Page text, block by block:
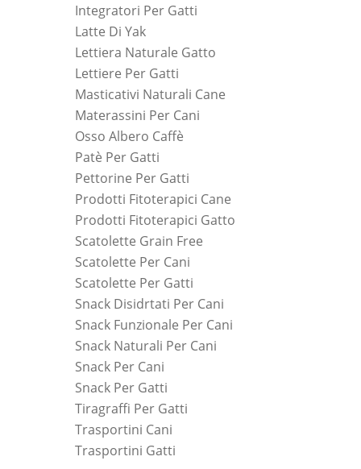
Integratori Per Gatti
Latte Di Yak
Lettiera Naturale Gatto
Lettiere Per Gatti
Masticativi Naturali Cane
Materassini Per Cani
Osso Albero Caffè
Patè Per Gatti
Pettorine Per Gatti
Prodotti Fitoterapici Cane
Prodotti Fitoterapici Gatto
Scatolette Grain Free
Scatolette Per Cani
Scatolette Per Gatti
Snack Disidrtati Per Cani
Snack Funzionale Per Cani
Snack Naturali Per Cani
Snack Per Cani
Snack Per Gatti
Tiragraffi Per Gatti
Trasportini Cani
Trasportini Gatti